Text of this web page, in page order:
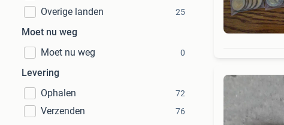
Overige landen 25
Moet nu weg
Moet nu weg
0
Levering
Ophalen
72
Verzenden 76